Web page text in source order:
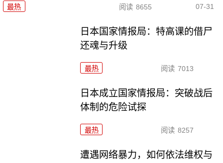
最热 阅读 8655 07-31
日本国家情报局：特高课的借尸
还魂与升级
最热 阅读 7013
日本成立国家情报局：突破战后
体制的危险试探
最热 阅读 8257
遭遇网络暴力，如何依法维权与